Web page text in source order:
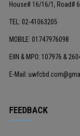
House# 16/16/1, Road#
TEL: 02-41063205
MOBILE: 01747976098
EIIN & MPO: 107976 &
E-Mail:
FEEDBACK